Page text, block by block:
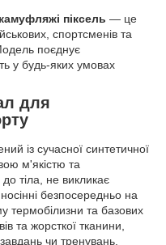
піксель — це
спортсменів та
поєднує
у будь-яких умовах
для
із сучасної синтетичної
м'якістю та
тіла, не викликає
безпосередньо на
термобілизни та базових
та жорсткої тканини,
чи тренувань.